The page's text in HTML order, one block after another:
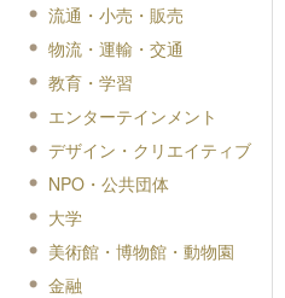
流通・小売・販売
物流・運輸・交通
教育・学習
エンターテインメント
デザイン・クリエイティブ
NPO・公共団体
大学
美術館・博物館・動物園
金融